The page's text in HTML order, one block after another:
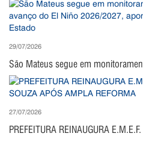
29/07/2026
São Mateus segue em
27/07/2026
PREFEITURA REINAUGURA